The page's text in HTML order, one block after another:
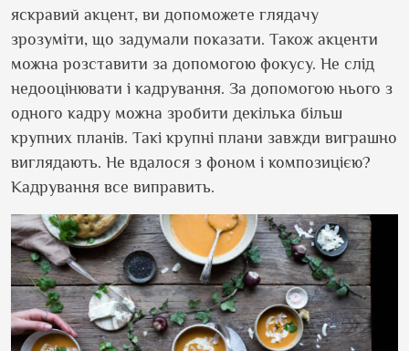
яскравий акцент, ви допоможете глядачу
зрозуміти, що задумали показати. Також акценти
можна розставити за допомогою фокусу. Не слід
недооцінювати і кадрування. За допомогою нього з
одного кадру можна зробити декілька більш
крупних планів. Такі крупні плани завжди виграшно
виглядають. Не вдалося з фоном і композицією?
Кадрування все виправить.